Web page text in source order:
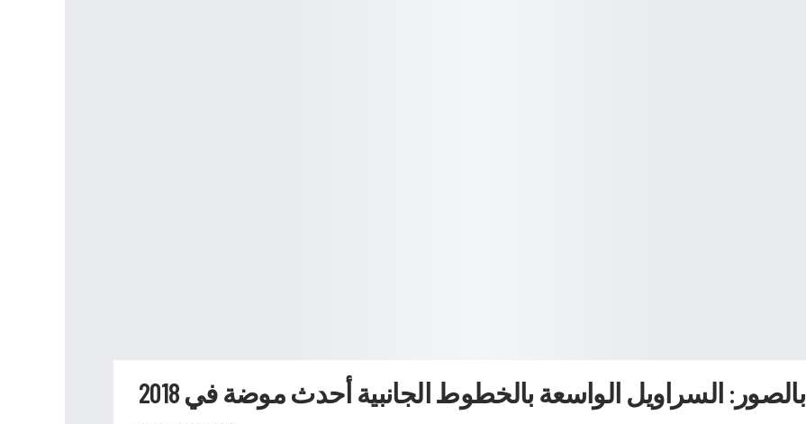
بالصور: السراويل الواسعة بالخطوط الجانبية أحدث موضة في 2018